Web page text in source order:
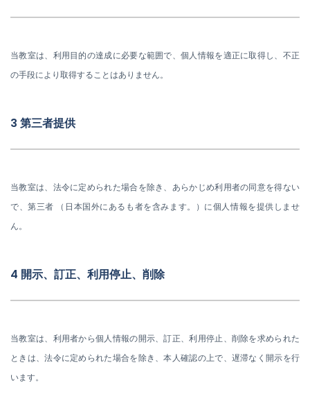
当教室は、利用目的の達成に必要な範囲で、個人情報を適正に取得し、不正
の手段により取得することはありません。
3 第三者提供
当教室は、法令に定められた場合を除き、あらかじめ利用者の同意を得ない
で、第三者 （日本国外にあるも者を含みます。）に個人情報を提供しませ
ん。
4 開示、訂正、利用停止、削除
当教室は、利用者から個人情報の開示、訂正、利用停止、削除を求められた
ときは、法令に定められた場合を除き、本人確認の上で、遅滞なく開示を行
います。